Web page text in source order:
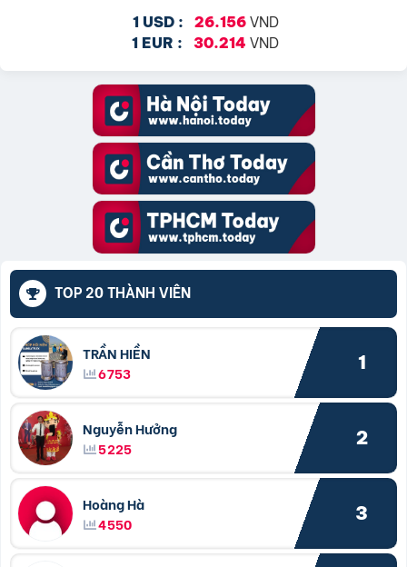
1 USD : 26.156VND
1 EUR : 30.214 VND
TOP 20 THÀNH VIÊN
TRẦN HIỀN
6753
1
Nguyễn Hưởng
5225
2
Hoàng Hà
4550
3